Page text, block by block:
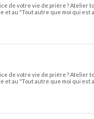
de votre vie de prière ? Atelier
et au "Tout autre que moi qui est
de votre vie de prière ? Atelier
et au "Tout autre que moi qui est